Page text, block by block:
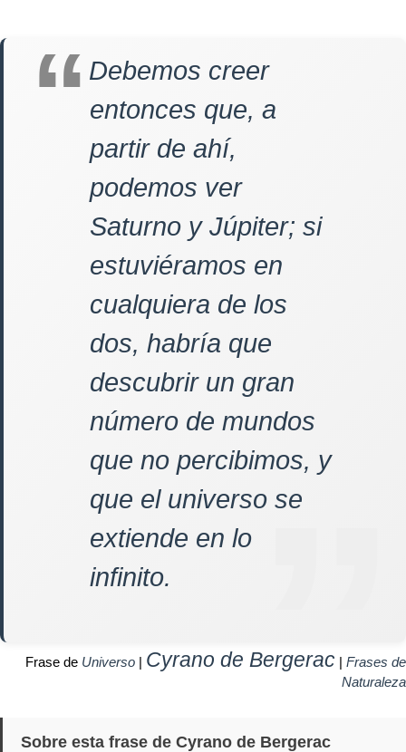
Debemos creer
entonces que, a
partir de ahí,
podemos ver
Saturno y Júpiter; si
estuviéramos en
cualquiera de los
dos, habría que
descubrir un gran
número de mundos
que no percibimos, y
que el universo se
extiende en lo
infinito.
Frase de Universo | Cyrano de Bergerac | Frases de
Naturaleza
Sobre esta frase de Cyrano de Bergerac